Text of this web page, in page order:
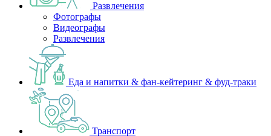
Развлечения
Фотографы
Видеографы
Развлечения
Еда и напитки & фан-кейтеринг & фуд-траки
Транспорт